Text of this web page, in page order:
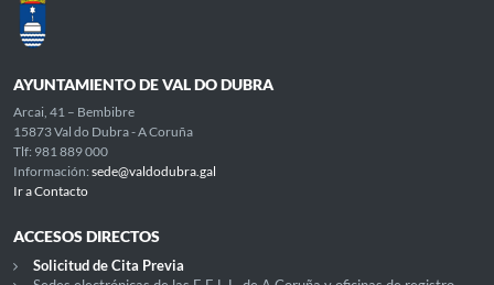
AYUNTAMIENTO DE VAL DO DUBRA
Arcai, 41 – Bembibre
15873 Val do Dubra - A Coruña
Tlf: 981 889 000
Información: sede@valdodubra.gal
Ir a Contacto
ACCESOS DIRECTOS
Solicitud de Cita Previa